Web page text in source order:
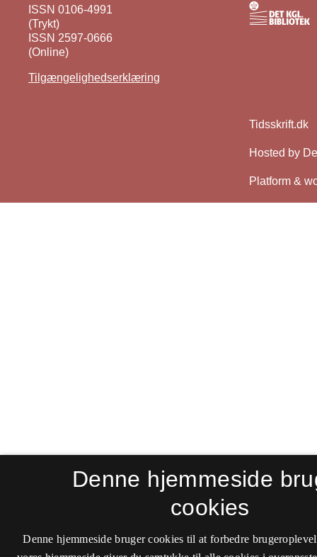
ISSN 0106-4991
(Trykt)
ISSN 2597-0666
(Online)
Tilgængelighedserklæring
Denne hjemmeside
cookies
Denne hjemmeside bruger cookies til at forbedre